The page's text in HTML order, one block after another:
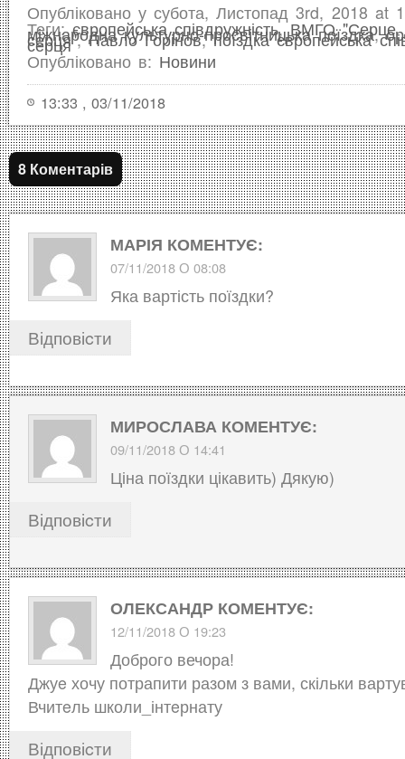
Опубліковано у субота, Листопад 3rd, 2018 at
Теги:європейська співдружність,ВМГО "Серце
міжнародна культурно-просвітницька поїздка,
серця",Павло Горінов,поїздка європейська
серця
Опубліковано в: Новини
13:33 , 03/11/2018
8 Коментарів
МАРІЯ КОМЕНТУЄ:
07/11/2018 О 08:08
Яка вартість поїздки?
Відповіcти
МИРОСЛАВА КОМЕНТУЄ:
09/11/2018 О 14:41
Ціна поїздки цікавить) Дякую)
Відповіcти
ОЛЕКСАНДР КОМЕНТУЄ:
12/11/2018 О 19:23
Доброго вечора!
Джуe хочу потрапити разом з вами, скільки
Вчитeль школи_інтeрнату
Відповіcти